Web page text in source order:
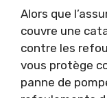
Alors que
couvre une
contre les
vous protège
panne de